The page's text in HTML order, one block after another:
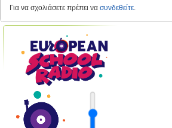
Για να σχολιάσετε πρέπει να συνδεθείτε.